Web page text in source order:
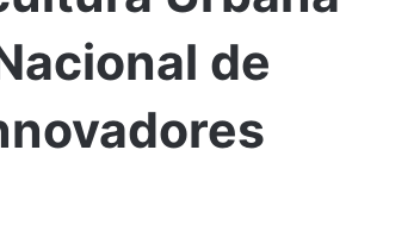
de